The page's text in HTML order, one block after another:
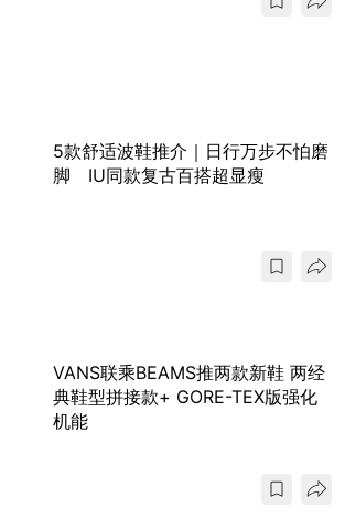
5款舒适波鞋推介｜日行万步不怕磨
脚 IU同款复古百搭超显瘦
VANS联乘BEAMS推两款新鞋 两经
典鞋型拼接款+ GORE-TEX版强化
机能